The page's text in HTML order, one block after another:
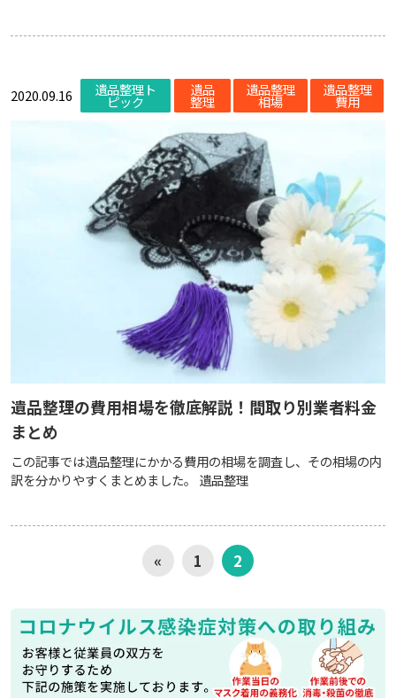
2020.09.16 遺品整理ト
ピック
遺品
整理
遺品整理
相場
遺品整理
費用
遺品整理の費用相場を徹底解説！間取り別業者料金
まとめ
この記事では遺品整理にかかる費用の相場を調査し、その相場の内
訳を分かりやすくまとめました。 遺品整理
« 1 2